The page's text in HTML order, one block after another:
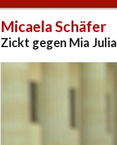
Micaela Schäfer
Zickt gegen Mia Julia